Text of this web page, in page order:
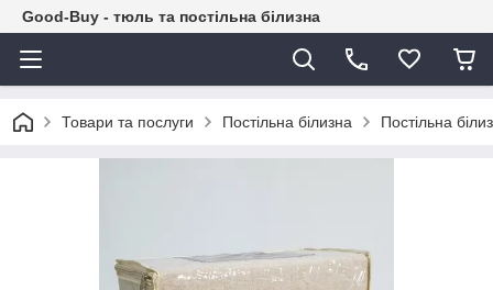
Good-Buy - тюль та постільна білизна
Товари та послуги Постільна білизна Постільна